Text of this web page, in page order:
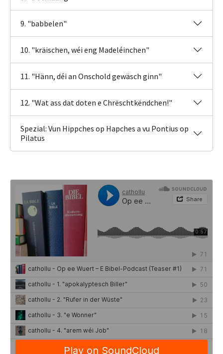
9. "babbelen"
10. "kräischen, wéi eng Madeléinchen"
11. "Hänn, déi an Onschold gewäsch ginn"
12. "Wat ass dat doten e Chrëschtkëndchen!"
Spezial: Vun Hippches op Hapches a vu Pontius op
Pilatus